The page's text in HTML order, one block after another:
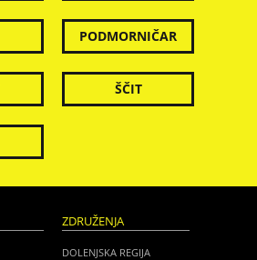
PODMORNIČAR
ŠČIT
ZDRUŽENJA
DOLENJSKA REGIJA